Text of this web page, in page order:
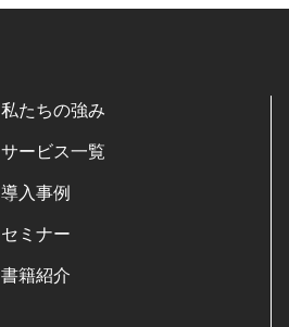
私たちの強み
サービス一覧
導入事例
セミナー
書籍紹介